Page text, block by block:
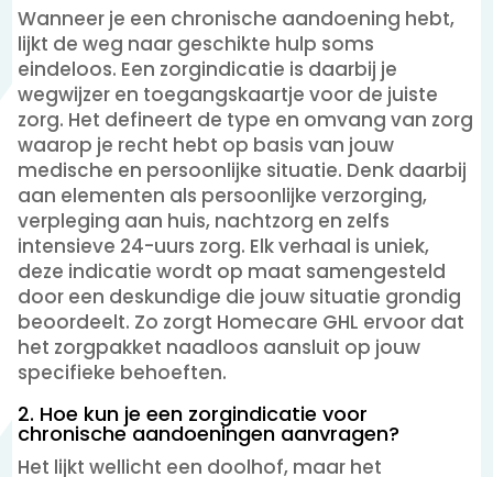
Wanneer je een chronische aandoening hebt,
lijkt de weg naar geschikte hulp soms
eindeloos. Een zorgindicatie is daarbij je
wegwijzer en toegangskaartje voor de juiste
zorg. Het defineert de type en omvang van zorg
waarop je recht hebt op basis van jouw
medische en persoonlijke situatie. Denk daarbij
aan elementen als persoonlijke verzorging,
verpleging aan huis, nachtzorg en zelfs
intensieve 24-uurs zorg. Elk verhaal is uniek,
deze indicatie wordt op maat samengesteld
door een deskundige die jouw situatie grondig
beoordeelt. Zo zorgt Homecare GHL ervoor dat
het zorgpakket naadloos aansluit op jouw
specifieke behoeften.
2. Hoe kun je een zorgindicatie voor
chronische aandoeningen aanvragen?
Het lijkt wellicht een doolhof, maar het